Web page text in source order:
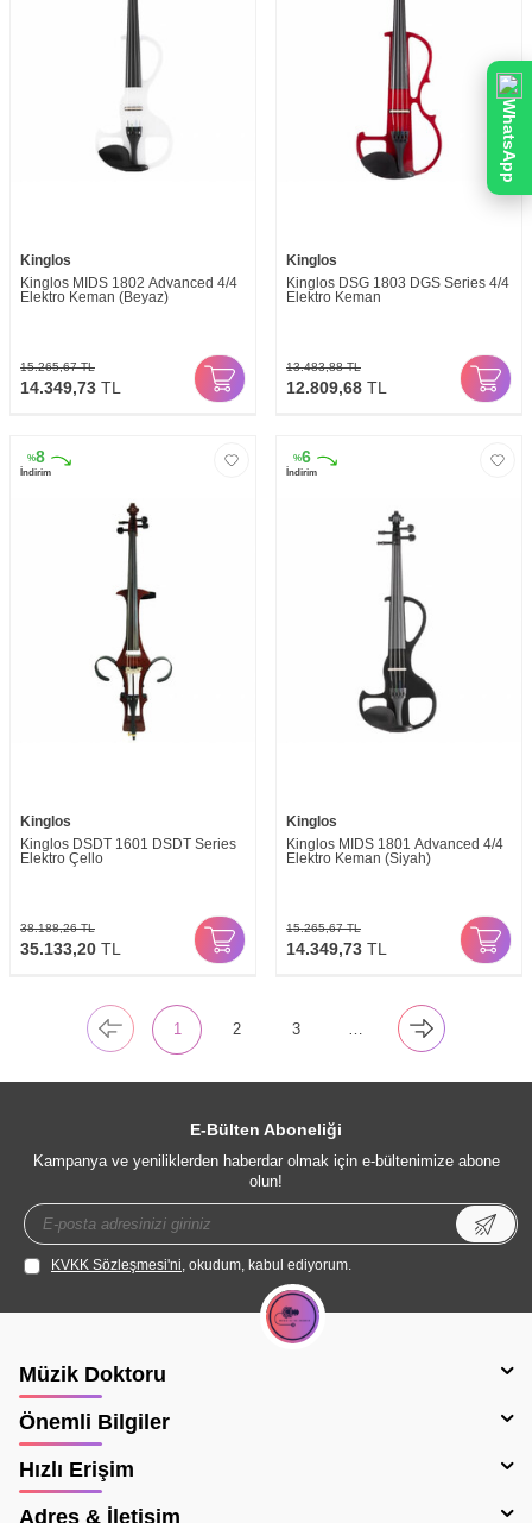
Kinglos
Kinglos MIDS 1802 Advanced 4/4
Elektro Keman (Beyaz)
15.265,67TL
14.349,73 TL
Kinglos
Kinglos DSG 1803 DGS Series 4/4
Elektro Keman
13.483,88TL
12.809,68 TL
%8
İndirim
Kinglos
Kinglos DSDT 1601 DSDT Series
Elektro Çello
38.188,26TL
35.133,20 TL
%6
İndirim
Kinglos
Kinglos MIDS 1801 Advanced 4/4
Elektro Keman (Siyah)
15.265,67TL
14.349,73 TL
1 2 3 …
E-Bülten Aboneliği
Kampanya ve yeniliklerden haberdar olmak için e-bültenimize abone
olun!
KVKK Sözleşmesi'ni, okudum, kabul ediyorum.
Müzik Doktoru
Önemli Bilgiler
Hızlı Erişim
Adres & İletişim
WhatsApp